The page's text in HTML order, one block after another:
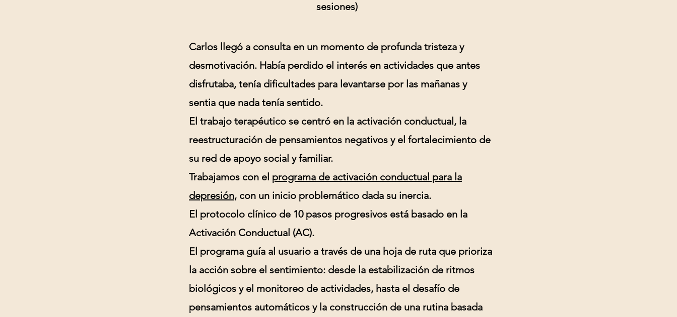
sesiones)
Carlos llegó a consulta en un momento de profunda tristeza y
desmotivación. Había perdido el interés en actividades que antes
disfrutaba, tenía dificultades para levantarse por las mañanas y
sentia que nada tenía sentido.
El trabajo terapéutico se centró en la activación conductual, la
reestructuración de pensamientos negativos y el fortalecimiento de
su red de apoyo social y familiar.
Trabajamos con el programa de activación conductual para la
depresión, con un inicio problemático dada su inercia.
El protocolo clínico de 10 pasos progresivos está basado en la
Activación Conductual (AC).
El programa guía al usuario a través de una hoja de ruta que prioriza
la acción sobre el sentimiento: desde la estabilización de ritmos
biológicos y el monitoreo de actividades, hasta el desafío de
pensamientos automáticos y la construcción de una rutina basada